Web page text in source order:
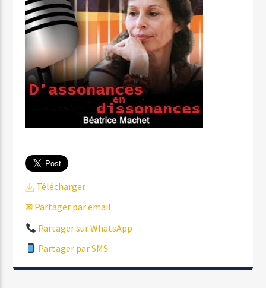
Télécharger
✉ Partager par email
Partager sur WhatsApp
Partager par SMS